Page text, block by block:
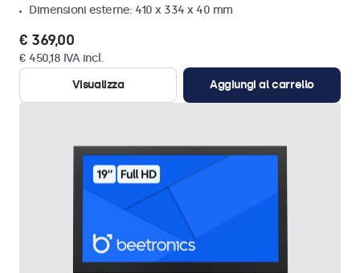
Dimensioni esterne: 410 x 334 x 40 mm
€ 369,00
€ 450,18 IVA incl.
Visualizza
Aggiungi al carrello